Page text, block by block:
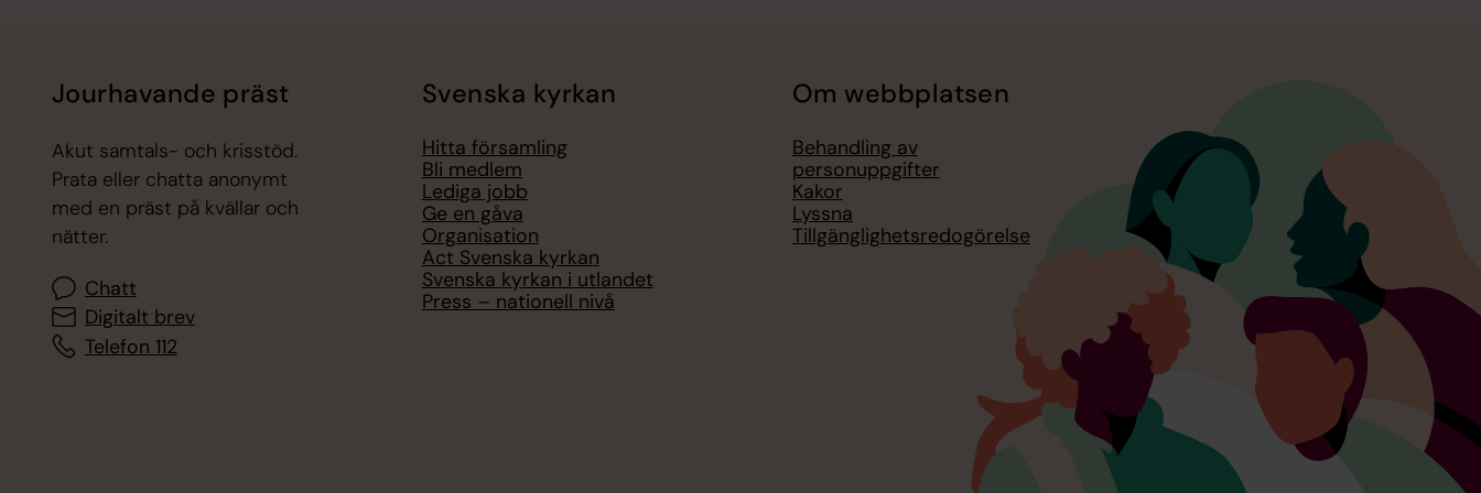
Jourhavande präst
Akut samtals- och krisstöd.
Prata eller chatta anonymt
med en präst på kvällar och
nätter.
Chatt
Digitalt brev
Telefon 112
Svenska kyrkan
Hitta församling
Bli medlem
Lediga jobb
Ge en gåva
Organisation
Act Svenska kyrkan
Svenska kyrkan i utlandet
Press – nationell nivå
Om webbplatsen
Behandling av
personuppgifter
Kakor
Lyssna
Tillgänglighetsredogörelse